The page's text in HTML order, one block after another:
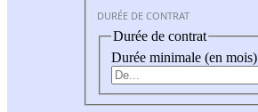
DURÉE DE CONTRAT
Durée de contrat
Durée minimale (en mois)